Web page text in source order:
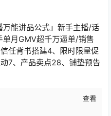
能讲品公式」新手主播/话
月GMV超千万逼单/销售
任背书搭建4、限时限量促
7、产品卖点28、铺垫预告
查看